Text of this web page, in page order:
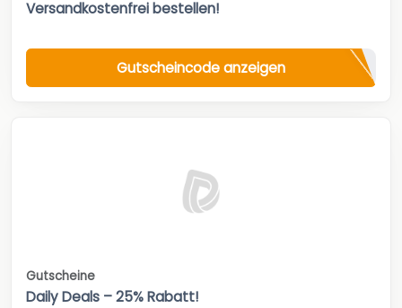
Versandkostenfrei bestellen!
Gutscheincode anzeigen
Gutscheine
Daily Deals – 25% Rabatt!